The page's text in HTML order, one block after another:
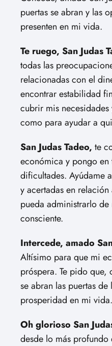
puertas se abran y las
presenten en mi vida.
Te ruego, San Judas
todas las
relacionadas con el
encontrar estabilidad
cubrir mis
como para ayudar a
San Judas Tadeo, te
económica y pongo en
dificultades. Ayúdame
y acertadas en
pueda administrarlo
consciente.
Intercede, amado
Altísimo para que mi
próspera. Te pido
se abran las puertas
prosperidad en mi vida.
Oh glorioso San
desde lo más